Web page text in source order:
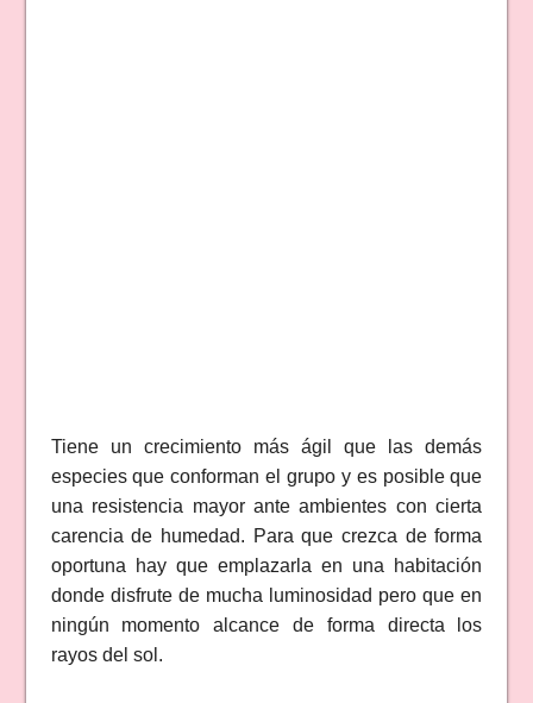
Tiene un crecimiento más ágil que las demás
especies que conforman el grupo y es posible que
una resistencia mayor ante ambientes con cierta
carencia de humedad. Para que crezca de forma
oportuna hay que emplazarla en una habitación
donde disfrute de mucha luminosidad pero que en
ningún momento alcance de forma directa los
rayos del sol.